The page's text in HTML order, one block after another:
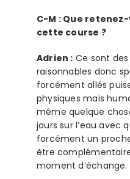
C-M : Que
cette course ?
Adrien : Ce sont
raisonnables donc
forcément allés
physiques mais
même quelque
jours sur l’eau avec
forcément un
être
moment d’échange.